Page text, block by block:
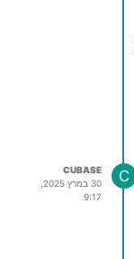
C
CUBASE
9:17